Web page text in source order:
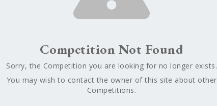
Competition Not Found
Sorry, the Competition you are looking for no longer exists.
You may wish to contact the owner of this site about other
Competitions.